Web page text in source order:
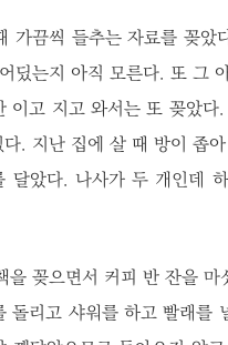
가끔씩 들추는 자료를 꽂았
딨는지 아직 모른다. 또 그
고 지고 와서는 또 꽂았다
. 지난 집에 살 때 방이 좁
달았다. 나사가 두 개인데
꽂으면서 커피 반 잔을
리고 샤워를 하고 빨래를